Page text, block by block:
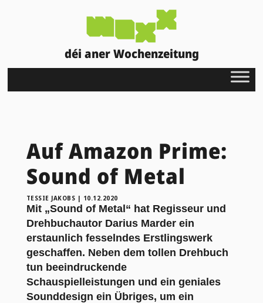
déi aner Wochenzeitung
Auf Amazon Prime:
Sound of Metal
TESSIE JAKOBS | 10.12.2020
Mit „Sound of Metal“ hat Regisseur und
Drehbuchautor Darius Marder ein
erstaunlich fesselndes Erstlingswerk
geschaffen. Neben dem tollen Drehbuch
tun beeindruckende
Schauspielleistungen und ein geniales
Sounddesign ein Übriges, um ein